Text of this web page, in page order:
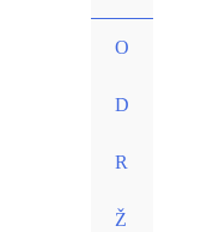
O
D
R
Ž